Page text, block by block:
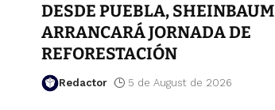
DESDE PUEBLA, SHEINBAUM
ARRANCARÁ JORNADA DE
REFORESTACIÓN
Redactor 5 de August de 2026